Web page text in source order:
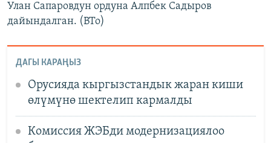
Улан Сапаровдун ордуна Алпбек Садыров
дайындалган. (BTo)
ДАГЫ КАРАҢЫЗ
Орусияда кыргызстандык жаран киши
өлүмүнө шектелип кармалды
Комиссия ЖЭБди модернизациялоо